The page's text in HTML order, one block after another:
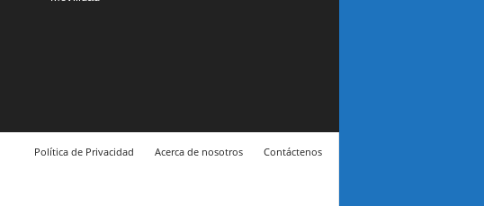
Política de Privacidad Acerca de nosotros Contáctenos